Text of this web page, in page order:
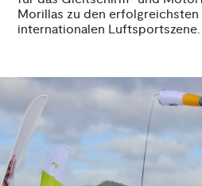
Morillas zu den
internationalen Luftsportszene.